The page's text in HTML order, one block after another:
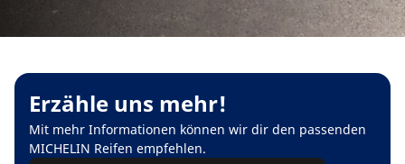
Erzähle uns mehr!
Mit mehr Informationen können wir dir den passenden
MICHELIN Reifen empfehlen.